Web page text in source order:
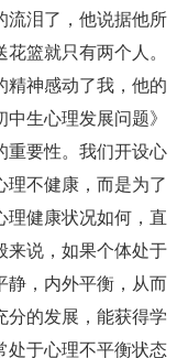
流泪了，他说据他所
篮就只有两个人。
精神感动了我，他的
生心理发展问题》
重要性。我们开设心
理不健康，而是为了
理健康状况如何，直
来说，如果个体处于
静，内外平衡，从而
分的发展，能获得学
处于心理不平衡状态